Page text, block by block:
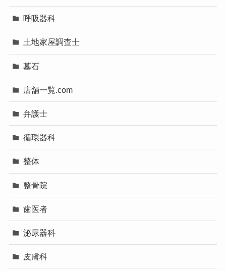
呼吸器科
土地家屋調査士
墓石
店舗一覧.com
弁護士
循環器科
整体
整骨院
歯医者
泌尿器科
皮膚科